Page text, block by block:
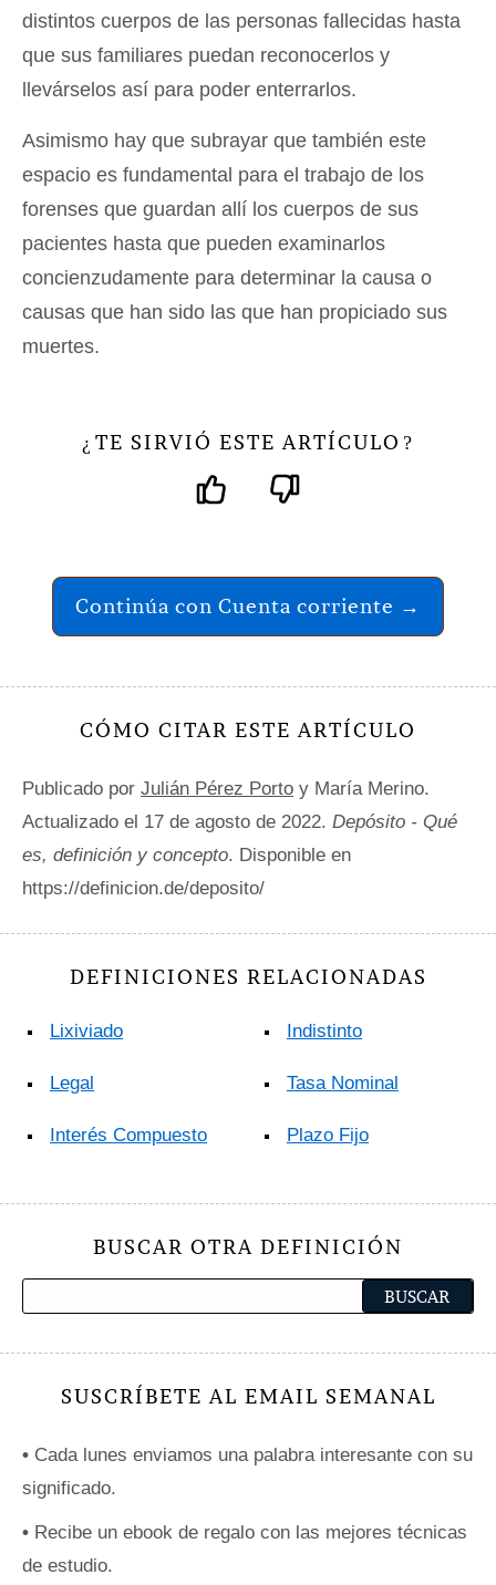
distintos cuerpos de las personas fallecidas hasta
que sus familiares puedan reconocerlos y
llevárselos así para poder enterrarlos.
Asimismo hay que subrayar que también este
espacio es fundamental para el trabajo de los
forenses que guardan allí los cuerpos de sus
pacientes hasta que pueden examinarlos
concienzudamente para determinar la causa o
causas que han sido las que han propiciado sus
muertes.
¿ TE SIRVIÓ ESTE ARTÍCULO ?
Continúa con Cuenta corriente →
CÓMO CITAR ESTE ARTÍCULO
Publicado por Julián Pérez Porto y María Merino.
Actualizado el 17 de agosto de 2022. Depósito - Qué
es, definición y concepto. Disponible en
https://definicion.de/deposito/
DEFINICIONES RELACIONADAS
Lixiviado
Legal
Interés Compuesto
Indistinto
Tasa Nominal
Plazo Fijo
BUSCAR OTRA DEFINICIÓN
SUSCRÍBETE AL EMAIL SEMANAL
• Cada lunes enviamos una palabra interesante con su
significado.
• Recibe un ebook de regalo con las mejores técnicas
de estudio.